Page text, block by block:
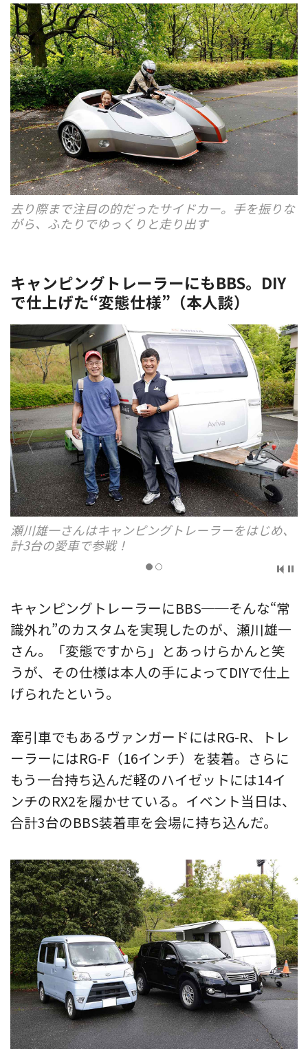
去り際まで注目の的だったサイドカー。手を振りな
がら、ふたりでゆっくりと走り出す
キャンピングトレーラーにもBBS。DIY
で仕上げた“変態仕様”（本人談）
瀬川雄一さんはキャンピングトレーラーをはじめ、
計3台の愛車で参戦！
キャンピングトレーラーにBBS──そんな“常
識外れ”のカスタムを実現したのが、瀬川雄一
さん。「変態ですから」とあっけらかんと笑
うが、その仕様は本人の手によってDIYで仕上
げられたという。
牽引車でもあるヴァンガードにはRG-R、トレ
ーラーにはRG-F（16インチ）を装着。さらに
もう一台持ち込んだ軽のハイゼットには14イ
ンチのRX2を履かせている。イベント当日は、
合計3台のBBS装着車を会場に持ち込んだ。